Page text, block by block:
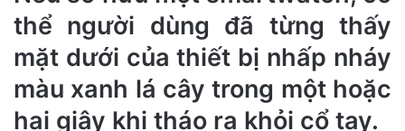
d
a
n
e
m
a
thể người dùng đã từng thấy
mặt dưới của thiết bị nhấp nháy
màu xanh lá cây trong một hoặc
hai giây khi tháo ra khỏi cổ tay.